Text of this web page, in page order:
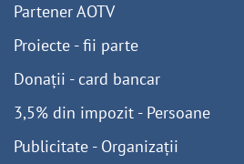
Partener AOTV
Proiecte - fii parte
Donații - card bancar
3,5% din impozit - Persoane
Publicitate - Organizații